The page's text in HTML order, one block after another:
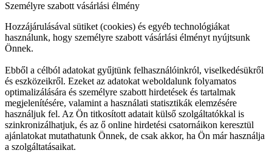
Személyre szabott vásárlási élmény
Hozzájárulásával sütiket (cookies) és egyéb technológiákat
használunk, hogy személyre szabott vásárlási élményt nyújtsunk
Önnek.
Ebből a célból adatokat gyűjtünk felhasználóinkról, viselkedésükről
és eszközeikről. Ezeket az adatokat weboldalunk folyamatos
optimalizálására és személyre szabott hirdetések és tartalmak
megjelenítésére, valamint a használati statisztikák elemzésére
használjuk fel. Az Ön titkosított adatait külső szolgáltatókkal is
szinkronizálhatjuk, és az ő online hirdetési csatornáikon keresztül
ajánlatokat mutathatunk Önnek, de csak akkor, ha Ön már használja
a szolgáltatásaikat.